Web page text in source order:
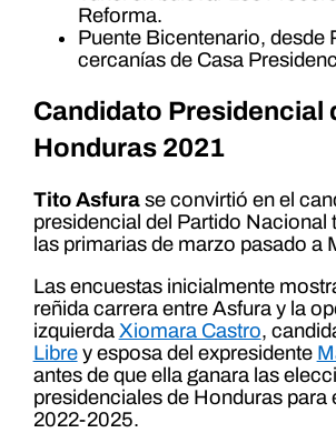
Reforma.
Puente Bicentenario, desde
cercanías de Casa
Candidato Presidencial
Honduras 2021
Tito Asfurase convirtió en el
presidencial del Partido Nacional
las primarias de marzo pasado a
Las encuestas inicialmente
reñida carrera entre Asfura y la
izquierda Xiomara Castro,
Librey esposa del expresidente
antes de que ella ganara las
presidenciales de Honduras para
2022-2025.